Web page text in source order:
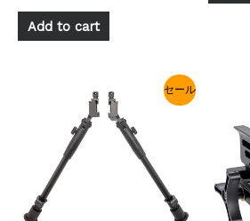
Add to cart
セール
格
は
$49.99
で
在
の